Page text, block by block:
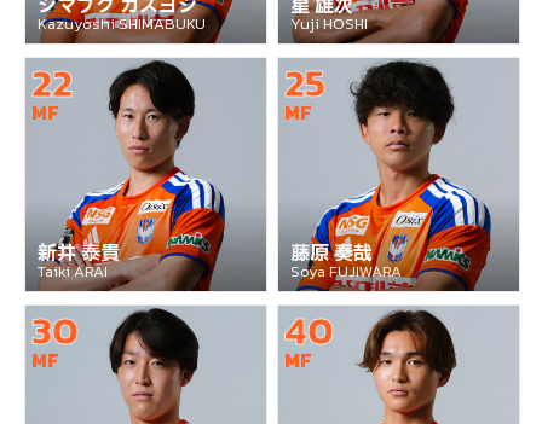
シマブク カズヨシ
Kazuyoshi SHIMABUKU
星 雄次
Yuji HOSHI
22
MF
新井 泰貴
Taiki ARAI
25
MF
藤原 奏哉
Soya FUJIWARA
30
MF 40
MF